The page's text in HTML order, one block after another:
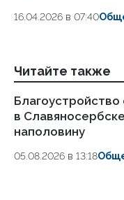
16.04.2026 в 07:40
Читайте также
в
наполовину
05.08.2026 в 13:18